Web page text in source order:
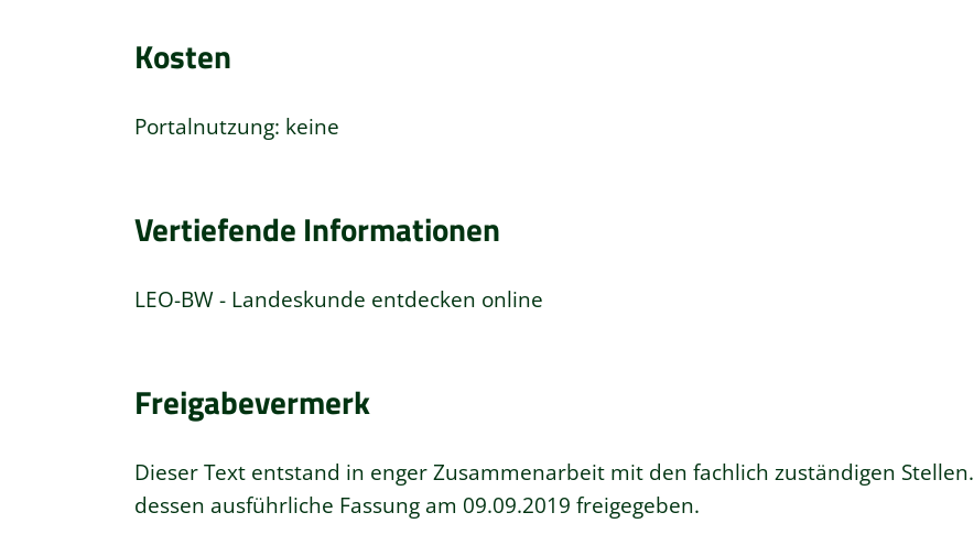
Kosten
Portalnutzung: keine
Vertiefende Informationen
LEO-BW - Landeskunde entdecken online
Freigabevermerk
Dieser Text entstand in enger Zusammenarbeit mit den fachlich zuständigen
dessen ausführliche Fassung am 09.09.2019 freigegeben.